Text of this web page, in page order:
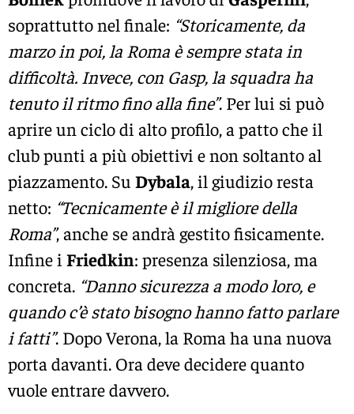
soprattutto nel finale: “Storicamente, da
marzo in poi, la Roma è sempre stata in
difficoltà. Invece, con Gasp, la squadra ha
tenuto il ritmo fino alla fine”. Per lui si può
aprire un ciclo di alto profilo, a patto che il
club punti a più obiettivi e non soltanto al
piazzamento. Su Dybala, il giudizio resta
netto: “Tecnicamente è il migliore della
Roma”, anche se andrà gestito fisicamente.
Infine i Friedkin: presenza silenziosa, ma
concreta. “Danno sicurezza a modo loro, e
quando c’è stato bisogno hanno fatto parlare
i fatti”. Dopo Verona, la Roma ha una nuova
porta davanti. Ora deve decidere quanto
vuole entrare davvero.